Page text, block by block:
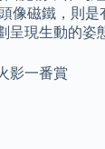
像磁鐵，則是
呈現生動的姿